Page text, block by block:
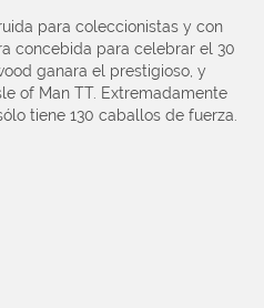
para coleccionistas y con
concebida para celebrar el 30
ganara el prestigioso, y
of Man TT. Extremadamente
tiene 130 caballos de fuerza.